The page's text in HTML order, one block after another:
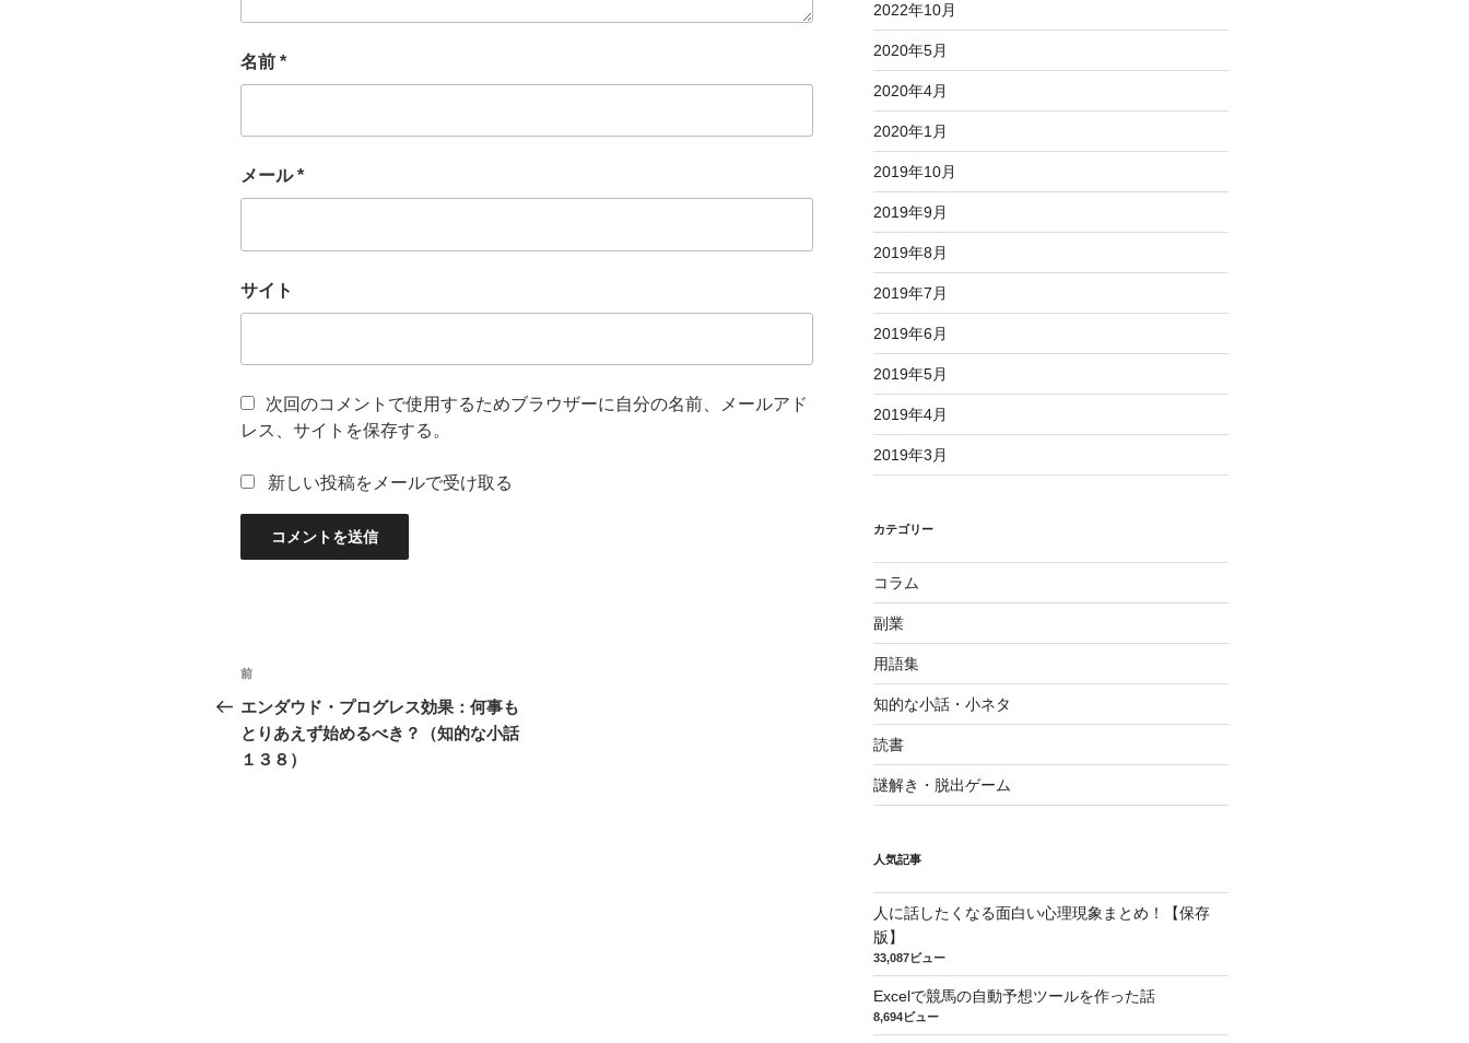
名前 *
メール*
サイト
次回のコメントで使用するためブラウザーに自分の名前、メールアド
レス、サイトを保存する。
新しい投稿をメールで受け取る
投
稿
ナ
過
去
の
投
前
エンダウド・プログレス効果：何事も
とりあえず始めるべき？（知的な小話
１３８）
2022年10月
2020年5月
2020年4月
2020年1月
2019年10月
2019年9月
2019年8月
2019年7月
2019年6月
2019年5月
2019年4月
2019年3月
カテゴリー
コラム
副業
用語集
知的な小話・小ネタ
読書
謎解き・脱出ゲーム
人気記事
人に話したくなる面白い心理現象まとめ！【保存
版】
33,087ビュー
Excelで競馬の自動予想ツールを作った話
8,694ビュー